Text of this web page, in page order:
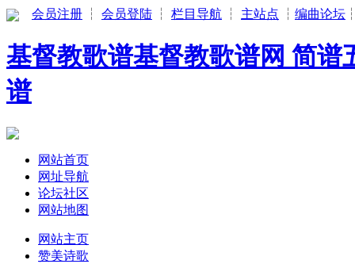
会员注册 ┆ 会员登陆 ┆ 栏目导航 ┆ 主站点 ┆ 编曲论坛
基督教歌谱基督教歌谱网 简谱
谱
网站首页
网址导航
论坛社区
网站地图
网站主页
赞美诗歌